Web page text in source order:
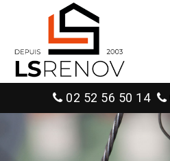
02 52 56 50 14